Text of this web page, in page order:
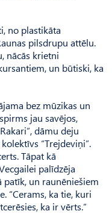
no plastikāta
pilsdrupu attēlu.
nācās krietni
un būtiski, ka
bez mūzikas un
jau savējos,
dāmu deju
“Trejdeviņi”.
Tāpat kā
palīdzēja
patīk, un raunēniešiem
“Cerams, ka tie, kuri
ka ir vērts.”